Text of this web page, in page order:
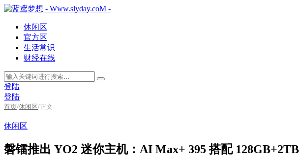
休闲区
官方区
生活常识
财经在线
登陆
登陆
首页/休闲区/正文
休闲区
磐镭推出 YO2 迷你主机：AI Max+ 395 搭配 128GB+2TB